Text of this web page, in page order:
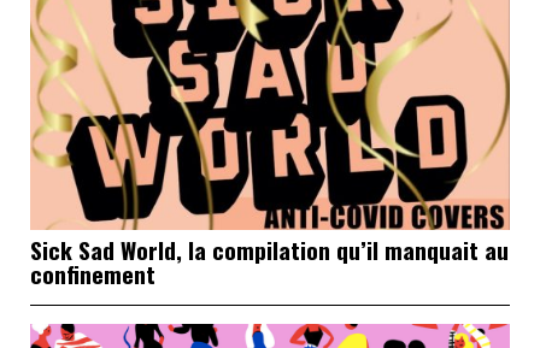
Sick Sad World, la compilation qu’il manquait au
confinement